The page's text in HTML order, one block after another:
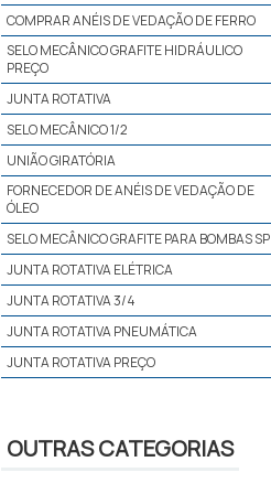
COMPRAR ANÉIS DE VEDAÇÃO DE FERRO
SELO MECÂNICO GRAFITE HIDRÁULICO
PREÇO
JUNTA ROTATIVA
SELO MECÂNICO 1/2
UNIÃO GIRATÓRIA
FORNECEDOR DE ANÉIS DE VEDAÇÃO DE
ÓLEO
SELO MECÂNICO GRAFITE PARA BOMBAS SP
JUNTA ROTATIVA ELÉTRICA
JUNTA ROTATIVA 3/4
JUNTA ROTATIVA PNEUMÁTICA
JUNTA ROTATIVA PREÇO
MANUTENÇÃO DE UNIÃO GIRATÓRIA
OUTRAS CATEGORIAS